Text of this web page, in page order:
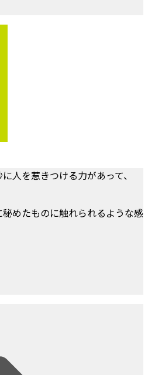
人を惹きつける力があって、
めたものに触れられるような感